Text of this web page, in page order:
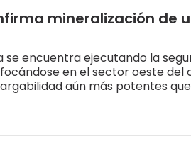
mineralización de
se encuentra ejecutando la
en el sector oeste del
aún más potentes